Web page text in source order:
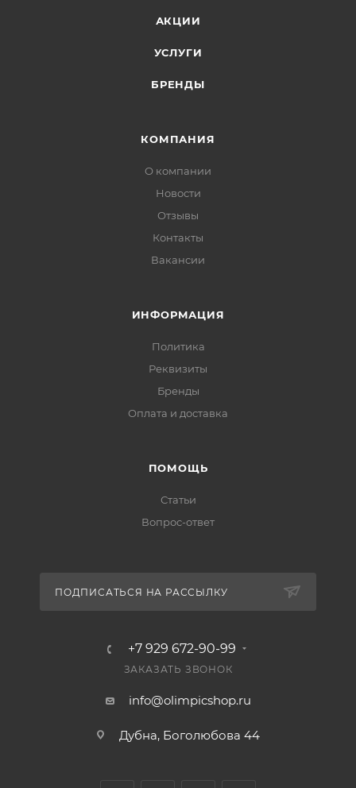
АКЦИИ
УСЛУГИ
БРЕНДЫ
КОМПАНИЯ
О компании
Новости
Отзывы
Контакты
Вакансии
ИНФОРМАЦИЯ
Политика
Реквизиты
Бренды
Оплата и доставка
ПОМОЩЬ
Статьи
Вопрос-ответ
ПОДПИСАТЬСЯ НА РАССЫЛКУ
+7 929 672-90-99
ЗАКАЗАТЬ ЗВОНОК
info@olimpicshop.ru
Дубна, Боголюбова 44